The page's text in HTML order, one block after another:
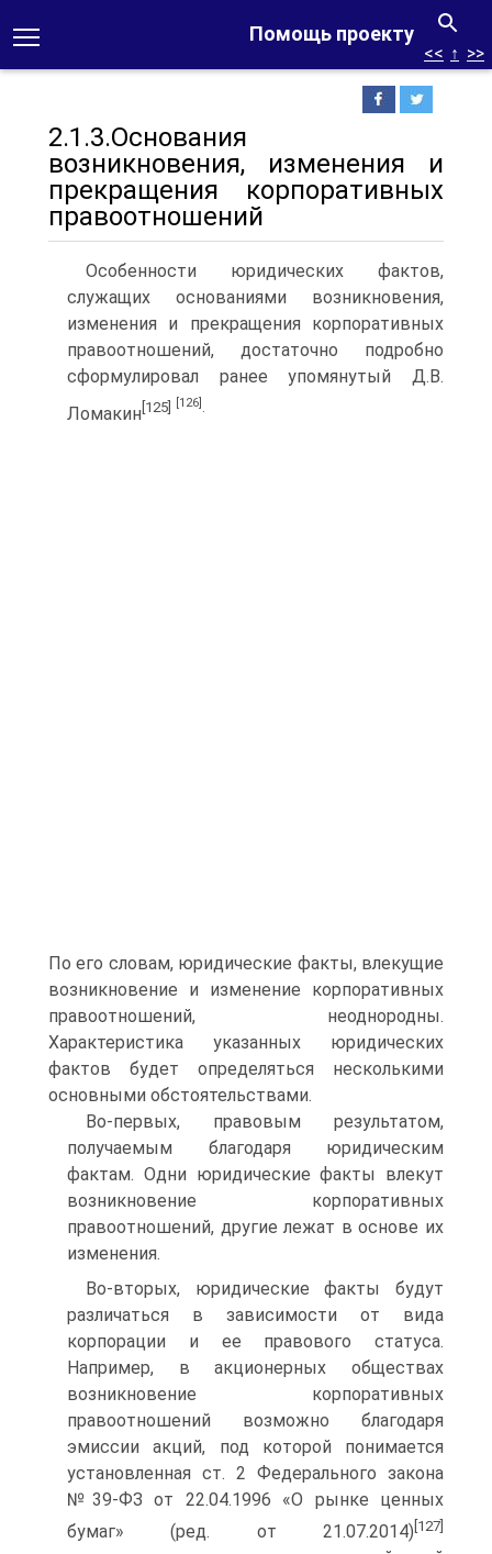
Помощь проекту
<< ↑ >>
2.1.3.Основания
возникновения, изменения и
прекращения корпоративных
правоотношений
Особенности юридических фактов,
служащих основаниями возникновения,
изменения и прекращения корпоративных
правоотношений, достаточно подробно
сформулировал ранее упомянутый Д.В.
Ломакин [125] [126] .
По его словам, юридические факты, влекущие
возникновение и изменение корпоративных
правоотношений, неоднородны.
Характеристика указанных юридических
фактов будет определяться несколькими
основными обстоятельствами.
Во-первых, правовым результатом,
получаемым благодаря юридическим
фактам. Одни юридические факты влекут
возникновение корпоративных
правоотношений, другие лежат в основе их
изменения.
Во-вторых, юридические факты будут
различаться в зависимости от вида
корпорации и ее правового статуса.
Например, в акционерных обществах
возникновение корпоративных
правоотношений возможно благодаря
эмиссии акций, под которой понимается
установленная ст. 2 Федерального закона
№39-ФЗ от 22.04.1996 «О рынке ценных
бумаг» (ред. от 21.07.2014) [127]